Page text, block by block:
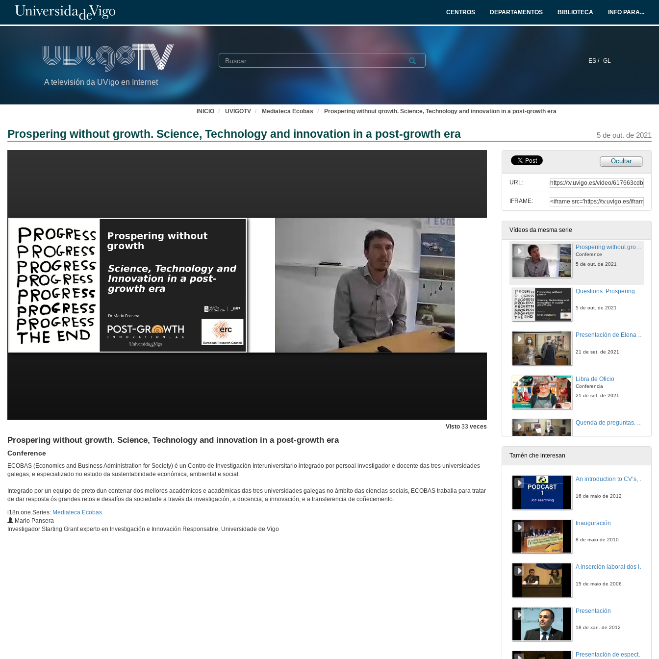
CENTROS DEPARTAMENTOS BIBLIOTECA INFO PARA...
A televisión da UVigo en Internet
ES / GL
Buscar Submit
INICIO UVIGOTV Mediateca Ecobas Prospering without growth. Science, Technology and innovation in a post-growth era
Prospering without growth. Science, Technology and innovation in a post-growth era 5 de out. de 2021
Visto 33 veces
Prospering without growth. Science, Technology and innovation in a post-growth era
Conference
ECOBAS (Economics and Business Administration for Society) é un Centro de Investigación Interuniversitario integrado por persoal investigador e docente das tres universidades
galegas, e especializado no estudo da sustentabilidade económica, ambiental e social.
Integrado por un equipo de preto dun centenar dos mellores académicos e académicas das tres universidades galegas no ámbito das ciencias sociais, ECOBAS traballa para tratar
de dar resposta ós grandes retos e desafíos da sociedade a través da investigación, a docencia, a innovación, e a transferencia de coñecemento.
i18n.one.Series: Mediateca Ecobas
Mario Pansera
Investigador Starting Grant experto en Investigación e Innovación Responsable, Universidade de Vigo
Ocultar
URL:
IFRAME:
Vídeos da mesma serie
Unthinking "Capital": a teratologic approach to concept formation
15 de out. de 2021
On Coase's ideas. Pricing Externalities and redistributive effects
Conferencia
Questions. On Coase's ideas. Pricing Externalities and redistributive effects
15 de out. de 2021
Prospering without growth. Science, Technology and innovation in a post-growth era
Conference
5 de out. de 2021
5 de out. de 2021
Presentación de Elena Ferro
21 de set. de 2021
Libra de Oficio
Conferencia
21 de set. de 2021
Quenda de preguntas. Libra de Oficio
Intervención da vicerreitora de Investigación, Belén Rubio
17 de set. de 2021
Tamén che interesan
An introduction to CV’s, letters, and job searching
16 de maio de 2012
Inauguración
8 de maio de 2010
A inserción laboral dos licenciados en Ciencias do Mar: a carreira investigadora
15 de maio de 2006
Presentación
18 de xan. de 2012
Presentación de espectro-radiómetros ASD